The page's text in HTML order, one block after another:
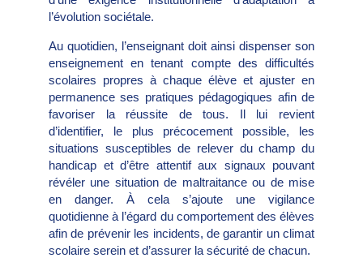
l’évolution sociétale.
Au quotidien, l’enseignant doit ainsi dispenser son
enseignement en tenant compte des difficultés
scolaires propres à chaque élève et ajuster en
permanence ses pratiques pédagogiques afin de
favoriser la réussite de tous. Il lui revient
d’identifier, le plus précocement possible, les
situations susceptibles de relever du champ du
handicap et d’être attentif aux signaux pouvant
révéler une situation de maltraitance ou de mise
en danger. À cela s’ajoute une vigilance
quotidienne à l’égard du comportement des élèves
afin de prévenir les incidents, de garantir un climat
scolaire serein et d’assurer la sécurité de chacun.